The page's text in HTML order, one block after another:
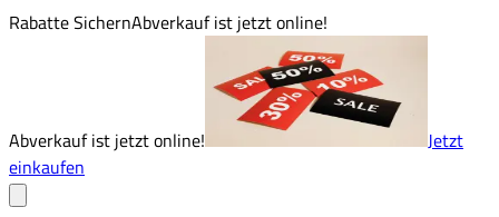
Rabatte SichernAbverkauf ist jetzt online!
Abverkauf ist jetzt online!
Jetzt
einkaufen